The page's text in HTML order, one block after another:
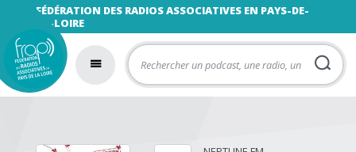
FÉDÉRATION DES RADIOS ASSOCIATIVES EN PAYS-DE-
LA-LOIRE